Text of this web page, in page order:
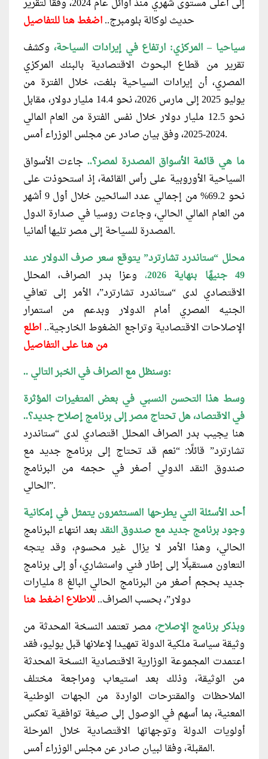
إلى أعلى مستوى شهري منذ أوائل عام 2024، وفقًا لتقرير
حديث لوكالة بلومبرج..اضغطهناللتفاصيل
سياحيا – المركزي: ارتفاع في إيرادات السياحة، وكشف
تقرير من قطاع البحوث الاقتصادية بالبنك المركزي
المصري، أن إيرادات السياحية بلغت، خلال الفترة من
يوليو 2025 إلى مارس 2026، نحو 14.4 مليار دولار، مقابل
نحو 12.5 مليار دولار خلال نفس الفترة من العام المالي
2024-2025، وفق بيان صادر عن مجلس الوزراء أمس.
ما هي قائمة الأسواق المصدرة لمصر؟.. جاءت الأسواق
السياحية الأوروبية على رأس القائمة، إذ استحوذت على
نحو 69.2% من إجمالي عدد السائحين خلال أول 9 أشهر
من العام المالي الحالي، وجاءت روسيا في صدارة الدول
المصدرة للسياحة إلى مصر تليها ألمانيا.
محلل “ستاندرد تشارترد” يتوقع سعر صرف الدولار عند
49 جنيهًا بنهاية 2026
،وعزا بدر الصراف، المحلل
الاقتصادي لدى “ستاندرد تشارترد”، الأمر إلى تعافي
الجنيه المصري أمام الدولار وبدعم من استمرار
الإصلاحات الاقتصادية وتراجع الضغوط الخارجية.. اطلع
منهناعلىالتفاصيل
.. وسنظل مع الصراف في الخبر التالي:
وسط هذا التحسن النسبي في بعض المتغيرات المؤثرة
في الاقتصاد، هل تحتاج مصر إلى برنامج إصلاح جديد؟..
هنا يجيب بدر الصراف المحلل اقتصادي لدى “ستاندرد
تشارترد” قائلًا: “نعم قد تحتاج إلى برنامج جديد مع
صندوق النقد الدولي أصغر في حجمه من البرنامج
الحالي”.
أحد الأسئلة التي يطرحها المستثمرون يتمثل في إمكانية
وجود برنامج جديد مع صندوق النقدبعد انتهاء البرنامج
الحالي، وهذا الأمر لا يزال غير محسوم، وقد يتجه
التعاون مستقبلًا إلى إطار فني واستشاري، أو إلى برنامج
جديد بحجم أصغر من البرنامج الحالي البالغ 8 مليارات
دولار”، بحسب الصراف..للاطلاعاضغطهنا
وبذكر برنامج الإصلاح، مصر تعتمد النسخة المحدثة من
وثيقة سياسة ملكية الدولة تمهيدا لإعلانها قبل يوليو، فقد
اعتمدت المجموعة الوزارية الاقتصادية النسخة المحدثة
من الوثيقة، وذلك بعد استيعاب ومراجعة مختلف
الملاحظات والمقترحات الواردة من الجهات الوطنية
المعنية، بما أسهم في الوصول إلى صيغة توافقية تعكس
أولويات الدولة وتوجهاتها الاقتصادية خلال المرحلة
المقبلة، وفقا لبيان صادر عن مجلس الوزراء أمس.